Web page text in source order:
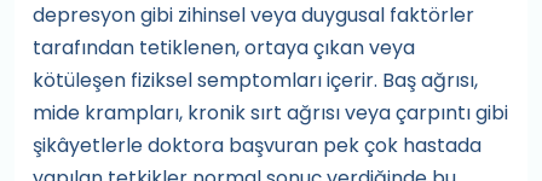
depresyon gibi zihinsel veya duygusal faktörler
tarafından tetiklenen, ortaya çıkan veya
kötüleşen fiziksel semptomları içerir. Baş ağrısı,
mide krampları, kronik sırt ağrısı veya çarpıntı gibi
şikâyetlerle doktora başvuran pek çok hastada